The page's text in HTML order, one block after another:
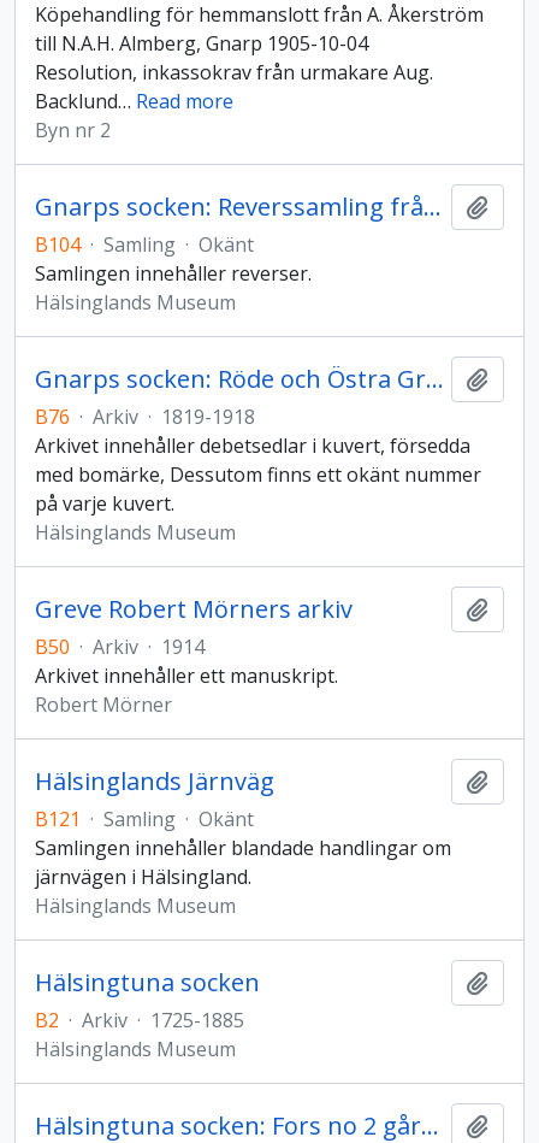
Köpehandling för hemmanslott från A. Åkerström
till N.A.H. Almberg, Gnarp 1905-10-04
Resolution, inkassokrav från urmakare Aug.
Backlund… Read more
Byn nr 2
Gnarps socken: Reverssamling från Byn
B104 · Samling · Okänt
Samlingen innehåller reverser.
Hälsinglands Museum
Gnarps socken: Röde och Östra Grängsjö byarkiv
B76 · Arkiv · 1819-1918
Arkivet innehåller debetsedlar i kuvert, försedda
med bomärke, Dessutom finns ett okänt nummer
på varje kuvert.
Hälsinglands Museum
Greve Robert Mörners arkiv
B50 · Arkiv · 1914
Arkivet innehåller ett manuskript.
Robert Mörner
Hälsinglands Järnväg
B121 · Samling · Okänt
Samlingen innehåller blandade handlingar om
järnvägen i Hälsingland.
Hälsinglands Museum
Hälsingtuna socken
B2 · Arkiv · 1725-1885
Hälsinglands Museum
Hälsingtuna socken: Fors no 2 gårdsarkiv